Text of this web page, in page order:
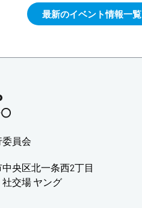
最新のイベント情報一覧
委員会
中央区北一条西2丁目
交場 ヤング